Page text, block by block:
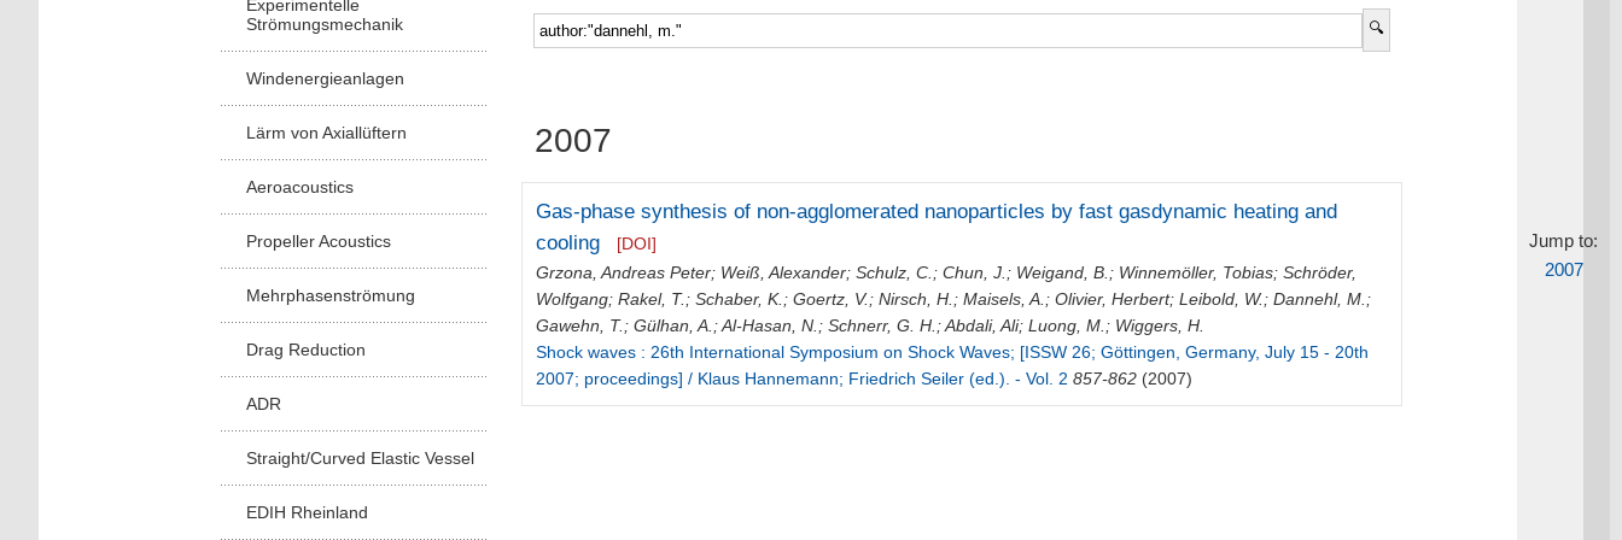
Experimentelle
Strömungsmechanik
Windenergieanlagen
Lärm von Axiallüftern
Aeroacoustics
Propeller Acoustics
Mehrphasenströmung
Drag Reduction
ADR
Straight/Curved Elastic Vessel
EDIH Rheinland
Jump to:
2007
2007
Gas-phase synthesis of non-agglomerated nanoparticles by fast gasdynamic heating and
cooling
[DOI]
Grzona, Andreas Peter; Weiß, Alexander;Schulz, C. ;Chun, J. ; Weigand, B. ; Winnemöller, Tobias;Schröder,
Wolfgang;Rakel, T. ;Schaber, K. ;Goertz, V.;Nirsch, H. ;Maisels, A. ;Olivier, Herbert;Leibold, W. ;Dannehl, M. ;
Gawehn, T. ;Gülhan, A. ;Al-Hasan, N. ;Schnerr, G. H. ;Abdali, Ali;Luong, M. ; Wiggers, H.
Shock waves : 26th International Symposium on Shock Waves; [ISSW 26; Göttingen, Germany, July 15 - 20th
2007; proceedings] / Klaus Hannemann; Friedrich Seiler (ed.). - Vol. 2 857-862 (2007)